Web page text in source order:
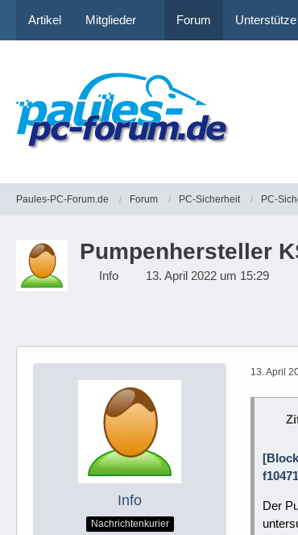
Artikel Mitglieder Forum
Paules-PC-Forum.de Forum PC-Sicherheit PC-
Pumpenhersteller
Info 13. April 2022 um 15:29
Info
Nachrichtenkurier
13. April
Der